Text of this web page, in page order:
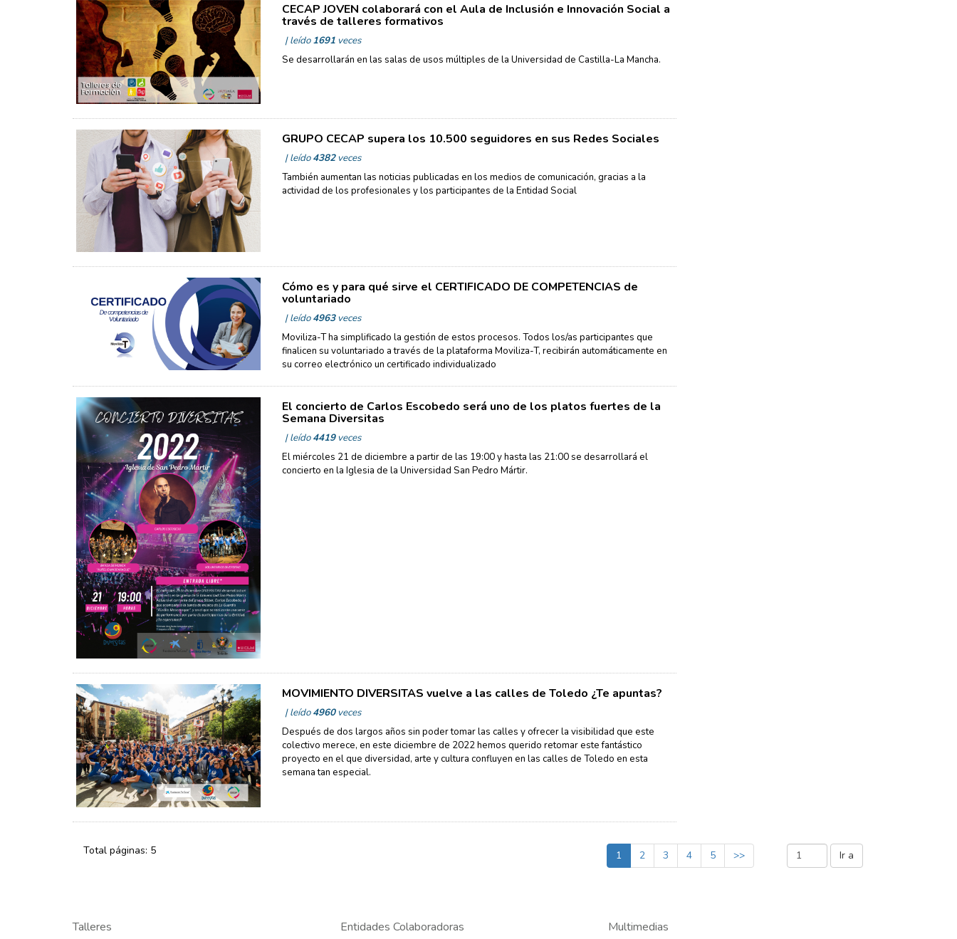
CECAP JOVEN colaborará con el Aula de Inclusión e Innovación Social a
través de talleres formativos
| leído1691 veces
Se desarrollarán en las salas de usos múltiples de la Universidad de Castilla-La Mancha.
GRUPO CECAP supera los 10.500 seguidores en sus Redes Sociales
| leído4382veces
También aumentan las noticias publicadas en los medios de comunicación, gracias a la
actividad de los profesionales y los participantes de la Entidad Social
Cómo es y para qué sirve el CERTIFICADO DE COMPETENCIAS de
voluntariado
| leído4963veces
Moviliza-T ha simplificado la gestión de estos procesos. Todos los/as participantes que
finalicen su voluntariado a través de la plataforma Moviliza-T, recibirán automáticamente en
su correo electrónico un certificado individualizado
El concierto de Carlos Escobedo será uno de los platos fuertes de la
Semana Diversitas
| leído4419veces
El miércoles 21 de diciembre a partir de las 19:00 y hasta las 21:00 se desarrollará el
concierto en la Iglesia de la Universidad San Pedro Mártir.
MOVIMIENTO DIVERSITAS vuelve a las calles de Toledo ¿Te apuntas?
| leído4960veces
Después de dos largos años sin poder tomar las calles y ofrecer la visibilidad que este
colectivo merece, en este diciembre de 2022 hemos querido retomar este fantástico
proyecto en el que diversidad, arte y cultura confluyen en las calles de Toledo en esta
semana tan especial.
Total páginas: 5 1 2 3 4 5 >>
Talleres Entidades Colaboradoras Multimedias